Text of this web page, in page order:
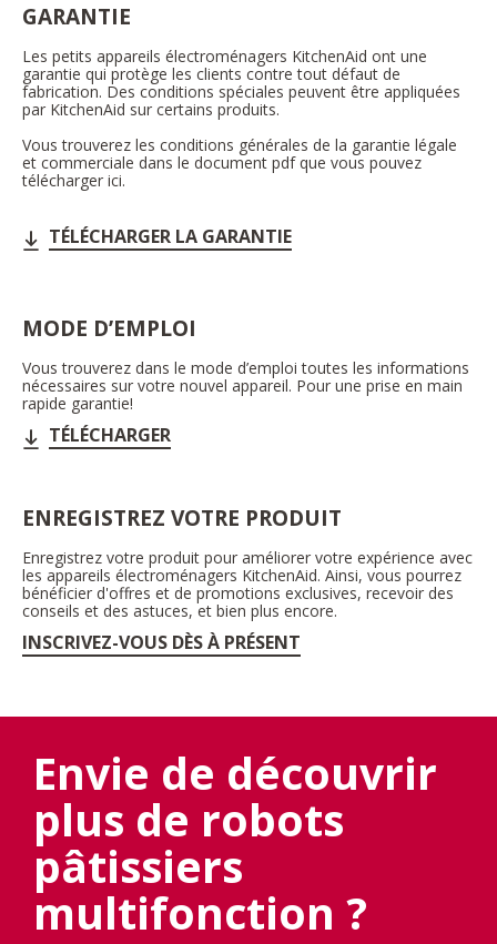
GARANTIE
Les petits appareils électroménagers KitchenAid ont une
garantie qui protège les clients contre tout défaut de
fabrication. Des conditions spéciales peuvent être appliquées
par KitchenAid sur certains produits.
Vous trouverez les conditions générales de la garantie légale
et commerciale dans le document pdf que vous pouvez
télécharger ici.
TÉLÉCHARGER LA GARANTIE
MODE D’EMPLOI
Vous trouverez dans le mode d’emploi toutes les informations
nécessaires sur votre nouvel appareil. Pour une prise en main
rapide garantie!
TÉLÉCHARGER
ENREGISTREZ VOTRE PRODUIT
Enregistrez votre produit pour améliorer votre expérience avec
les appareils électroménagers KitchenAid. Ainsi, vous pourrez
bénéficier d'offres et de promotions exclusives, recevoir des
conseils et des astuces, et bien plus encore.
INSCRIVEZ-VOUS DÈS À PRÉSENT
Envie de découvrir
plus de robots
pâtissiers
multifonction ?